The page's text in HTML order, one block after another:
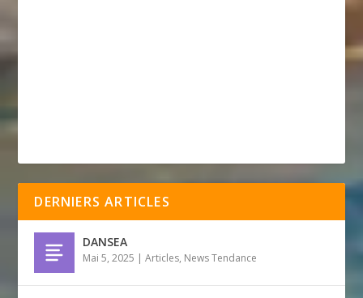
DERNIERS ARTICLES
DANSEA
Mai 5, 2025 |Articles, News Tendance